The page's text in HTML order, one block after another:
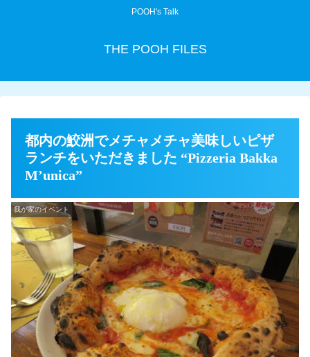
POOH's Talk
THE POOH FILES
都内の鮫洲でメチャメチャ美味しいピザ
ランチをいただきました “Pizzeria Bakka
M’unica”
我が家のイベント